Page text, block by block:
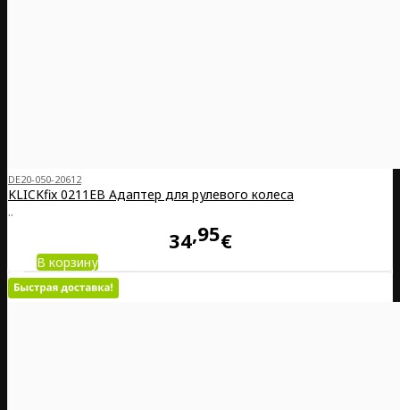
DE20-050-20612
KLICKfix 0211EB Адаптер для рулевого колеса
..
34 95€
В корзину